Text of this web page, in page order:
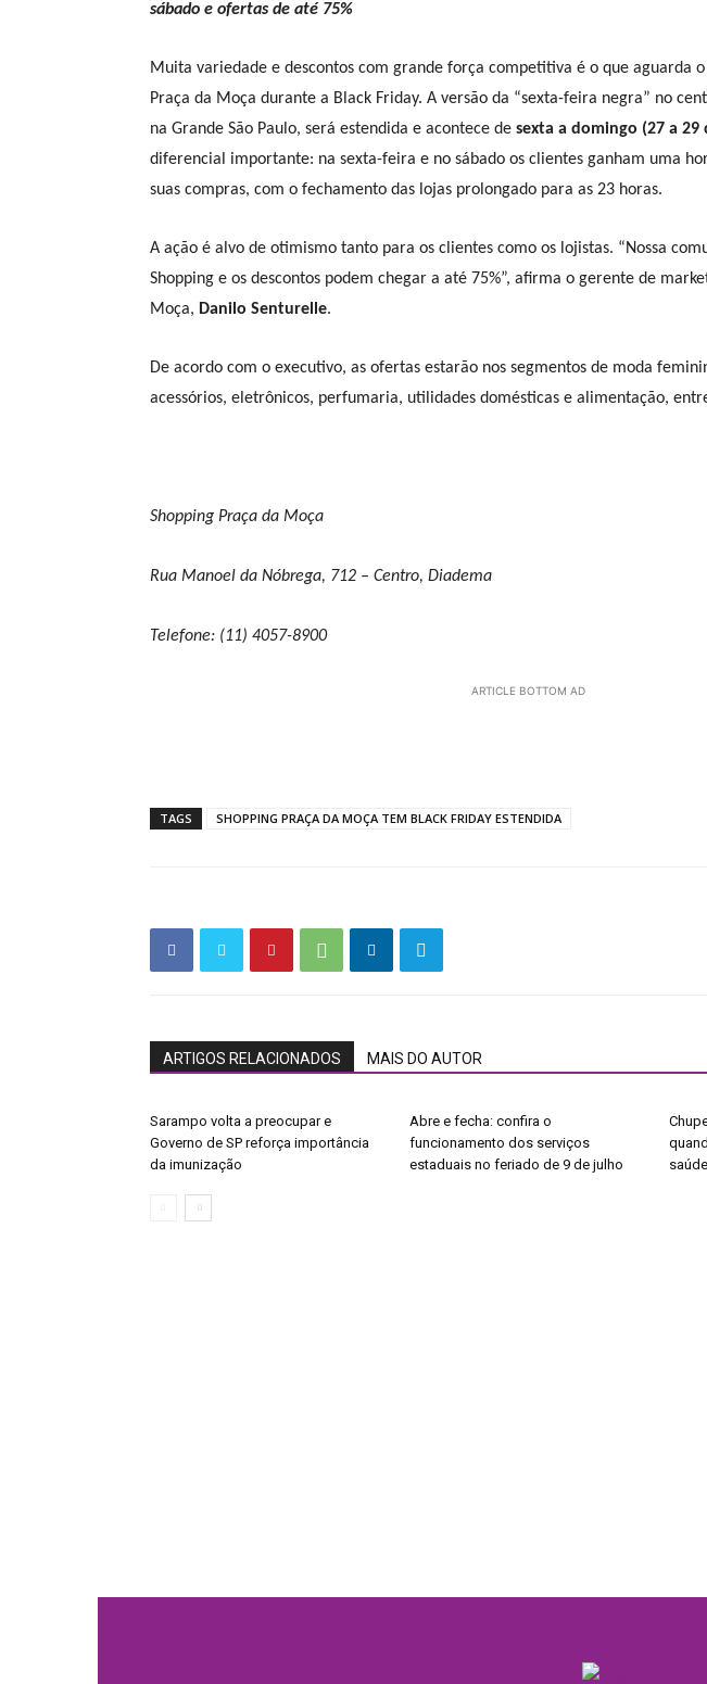
sábado e ofertas de até 75%
Muita variedade e descontos com grande força competitiva é o que aguarda
Praça da Moça durante a Black Friday. A versão da “sexta-feira negra” no
na Grande São Paulo, será estendida e acontece de sexta a domingo (27 a
diferencial importante: na sexta-feira e no sábado os clientes ganham uma
suas compras, com o fechamento das lojas prolongado para as 23 horas.
A ação é alvo de otimismo tanto para os clientes como os lojistas. “Nossa
Shopping e os descontos podem chegar a até 75%”, afirma o gerente de
Moça, Danilo Senturelle.
De acordo com o executivo, as ofertas estarão nos segmentos de moda
acessórios, eletrônicos, perfumaria, utilidades domésticas e alimentação,
Shopping Praça da Moça
Rua Manoel da Nóbrega, 712 – Centro, Diadema
Telefone: (11) 4057-8900
ARTICLE BOTTOM AD
TAGS SHOPPING PRAÇA DA MOÇA TEM BLACK FRIDAY ESTENDIDA
ARTIGOS RELACIONADOS MAIS DO AUTOR
Sarampo volta a preocupar e
Governo de SP reforça importância
da imunização
Abre e fecha: confira o
funcionamento dos serviços
estaduais no feriado de 9 de julho